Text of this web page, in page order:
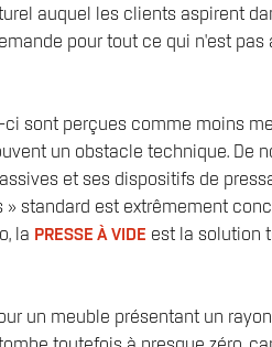
auquel les clients aspirent
pour tout ce qui n'est
sont perçues comme moins
un obstacle technique. De
et ses dispositifs de
standard est extrêmement
la PRESSE À VIDE est la solution
un meuble présentant un